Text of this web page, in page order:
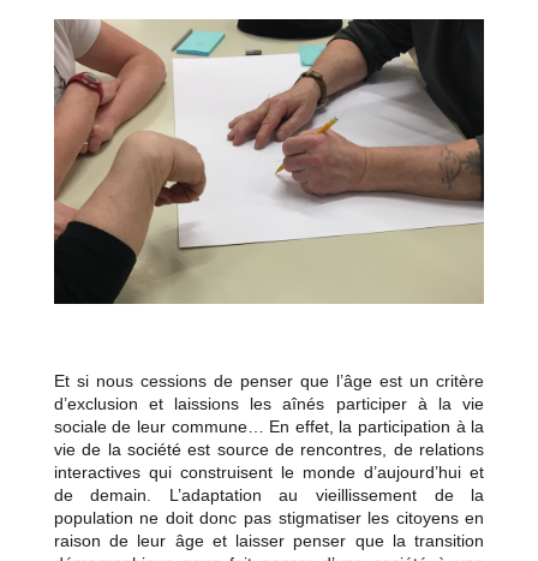
Et si nous cessions de penser que l’âge est un critère
d’exclusion et laissions les aînés participer à la vie
sociale de leur commune… En effet, la participation à la
vie de la société est source de rencontres, de relations
interactives qui construisent le monde d’aujourd’hui et
de demain. L’adaptation au vieillissement de la
population ne doit donc pas stigmatiser les citoyens en
raison de leur âge et laisser penser que la transition